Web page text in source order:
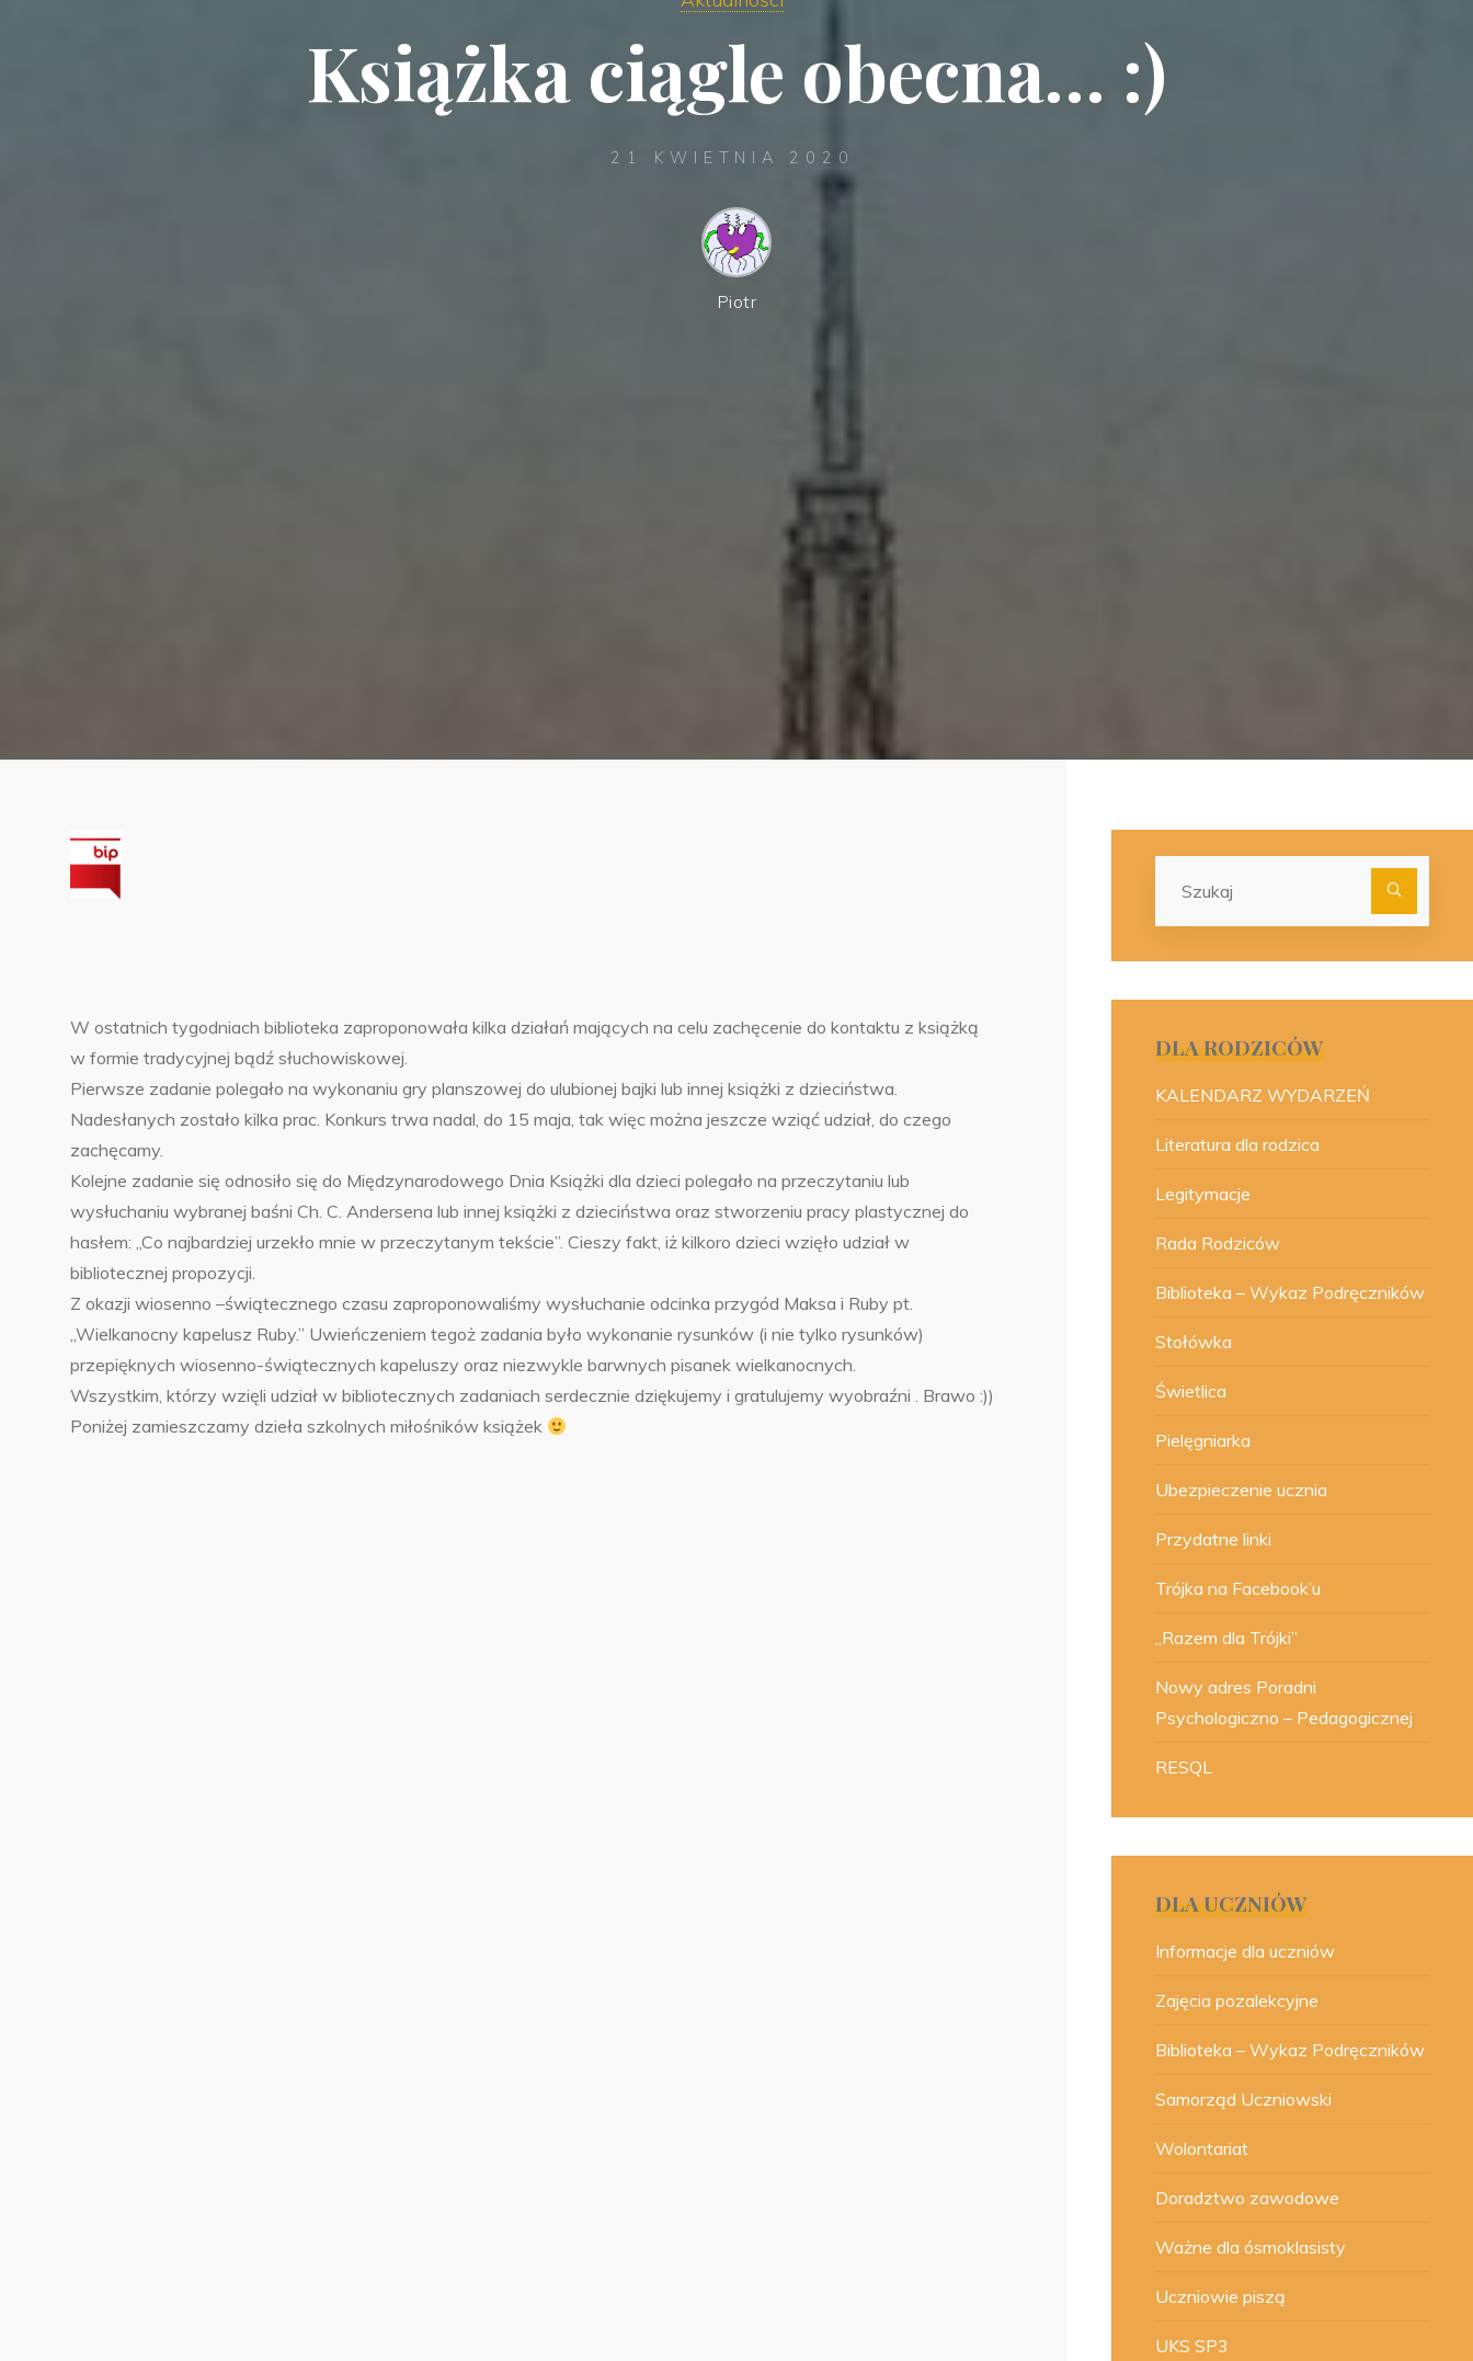
Książka ciągle obecna… :)
21 KWIETNIA 2020
Piotr
W ostatnich tygodniach biblioteka zaproponowała kilka działań mających na celu zachęcenie do kontaktu z książką
w formie tradycyjnej bądź słuchowiskowej.
Pierwsze zadanie polegało na wykonaniu gry planszowej do ulubionej bajki lub innej książki z dzieciństwa.
Nadesłanych zostało kilka prac. Konkurs trwa nadal, do 15 maja, tak więc można jeszcze wziąć udział, do czego
zachęcamy.
Kolejne zadanie się odnosiło się do Międzynarodowego Dnia Książki dla dzieci polegało na przeczytaniu lub
wysłuchaniu wybranej baśni Ch. C. Andersena lub innej książki z dzieciństwa oraz stworzeniu pracy plastycznej do
hasłem: „Co najbardziej urzekło mnie w przeczytanym tekście”. Cieszy fakt, iż kilkoro dzieci wzięło udział w
bibliotecznej propozycji.
Z okazji wiosenno –świątecznego czasu zaproponowaliśmy wysłuchanie odcinka przygód Maksa i Ruby pt.
„Wielkanocny kapelusz Ruby.” Uwieńczeniem tegoż zadania było wykonanie rysunków (i nie tylko rysunków)
przepięknych wiosenno-świątecznych kapeluszy oraz niezwykle barwnych pisanek wielkanocnych.
Wszystkim, którzy wzięli udział w bibliotecznych zadaniach serdecznie dziękujemy i gratulujemy wyobraźni . Brawo :))
Poniżej zamieszczamy dzieła szkolnych miłośników książek
DLA RODZICÓW
KALENDARZ WYDARZEŃ
Literatura dla rodzica
Legitymacje
Rada Rodziców
Biblioteka – Wykaz Podręczników
Stołówka
Świetlica
Pielęgniarka
Ubezpieczenie ucznia
Przydatne linki
Trójka na Facebook’u
„Razem dla Trójki”
Nowy adres Poradni
Psychologiczno – Pedagogicznej
RESQL
DLA UCZNIÓW
Informacje dla uczniów
Zajęcia pozalekcyjne
Biblioteka – Wykaz Podręczników
Samorząd Uczniowski
Wolontariat
Doradztwo zawodowe
Ważne dla ósmoklasisty
Uczniowie piszą
UKS SP3